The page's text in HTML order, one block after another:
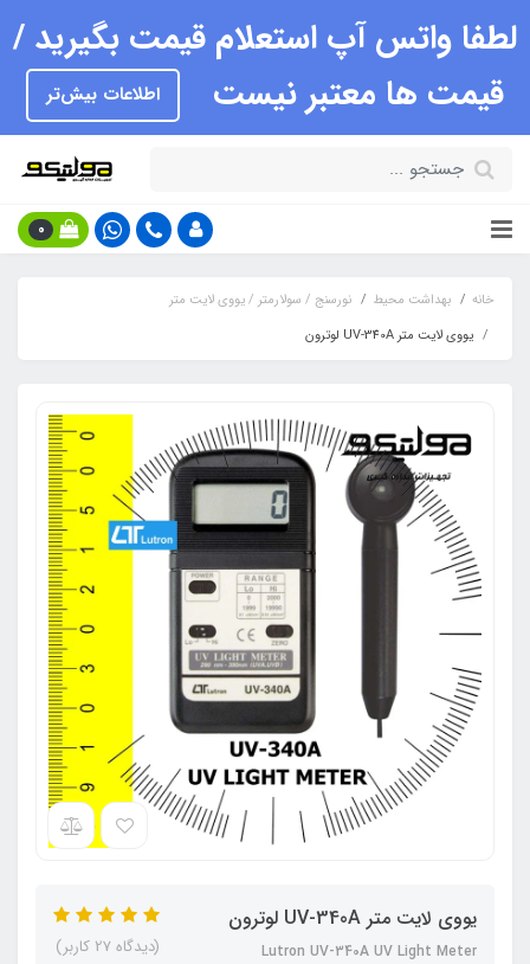
لطفا واتس آپ استعلام قیمت بگیرید /
قیمت ها معتبر نیست
اطلاعات بیش‌تر
0
خانه بهداشت محیط
نورسنج / سولارمتر / یووی لایت متر
یووی لایت متر UV-340A لوترون
یووی لایت متر UV-340A لوترون
Lutron UV-340A UV Light Meter (دیدگاه 27 کاربر)